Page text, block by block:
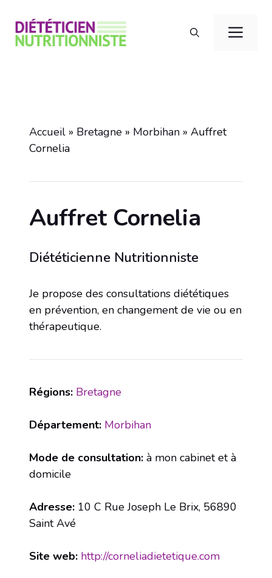
contenu
Accueil » Bretagne » Morbihan » Auffret
Cornelia
Auffret Cornelia
Diététicienne Nutritionniste
Je propose des consultations diététiques
en prévention, en changement de vie ou en
thérapeutique.
Régions: Bretagne
Département: Morbihan
Mode de consultation: à mon cabinet et à
domicile
Adresse: 10 C Rue Joseph Le Brix, 56890
Saint Avé
Site web: http://corneliadietetique.com